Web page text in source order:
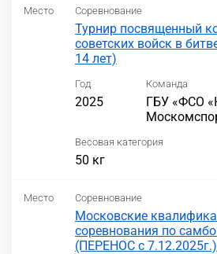
Место Соревнование
Турнир посвященный
советских войск в
14 лет)
Год
2025
Команда
ГБУ «ФСО
Весовая категория
50 кг
Место Соревнование
Московские
соревнования по
(ПЕРЕНОС с 7.12.2025г.)